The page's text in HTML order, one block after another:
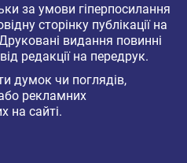
за умови гіперпосилання
сторінку публікації на
видання повинні
редакції на передрук.
думок чи поглядів,
рекламних
на сайті.